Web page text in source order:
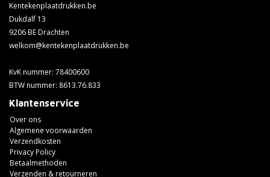
Kentekenplaatdrukken.be
Dukdalf 13
9206 BE Drachten
welkom@kentekenplaatdrukken.be
KvK nummer: 78400600
BTW nummer: 8613.76.833
Klantenservice
Over ons
Algemene voorwaarden
Verzendkosten
Privacy Policy
Betaalmethoden
Verzenden & retourneren